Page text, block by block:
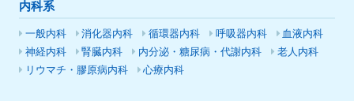
内科系
一般内科 消化器内科 循環器内科 呼吸器内科
血液内科
神経内科
腎臓内科 内分泌・糖尿病・代謝内科
老人内科
リウマチ・膠原病内科
心療内科